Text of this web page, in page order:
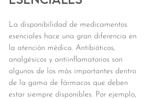
La disponibilidad de medicamentos
esenciales hace una gran diferencia en
la atención médica. Antibióticos,
analgésicos y antiinflamatorios son
algunos de los más importantes dentro
de la gama de fármacos que deben
estar siempre disponibles. Por ejemplo,